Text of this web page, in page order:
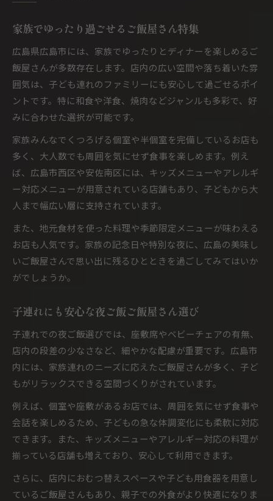
家族でゆったり過ごせるご飯屋さん特集
広島県広島市には、家族でゆったりとディナーを楽しめるご
飯屋さんが多数存在します。店内の広い空間や落ち着いた雰
囲気は、子ども連れのファミリーにも安心して過ごせるポイ
ントです。特に和食や洋食、焼肉などジャンルも多彩で、好
みに合わせた選択が可能です。
家族みんなでくつろげる個室や半個室を完備しているお店も
多く、大人数でも周囲を気にせず食事を楽しめます。例え
ば、広島市西区や安佐南区には、キッズメニューやアレルギ
ー対応メニューが用意されている店舗もあり、子どもから大
人まで幅広い層に支持されています。
また、地元食材を使った料理や季節限定メニューが味わえる
お店も人気です。家族の記念日や特別な夜に、広島の美味し
いご飯屋さんで思い出に残るひとときを過ごしてみてはいか
がでしょうか。
子連れにも安心な夜ご飯ご飯屋さん選び
子連れでの夜ご飯選びでは、座敷席やベビーチェアの有無、
店内の段差の少なさなど、細やかな配慮が重要です。広島市
内には、家族連れのニーズに応えたご飯屋さんが多く、子ど
もがリラックスできる空間づくりがされています。
例えば、個室や座敷があるお店では、周囲を気にせず食事や
会話を楽しめるため、子どもの急な体調変化にも柔軟に対応
できます。また、キッズメニューやアレルギー対応の料理が
揃っている店舗も増えており、安心して利用できます。
さらに、店内におむつ替えスペースや子ども用食器を用意し
ているご飯屋さんもあり、親子での外食がより快適になりま